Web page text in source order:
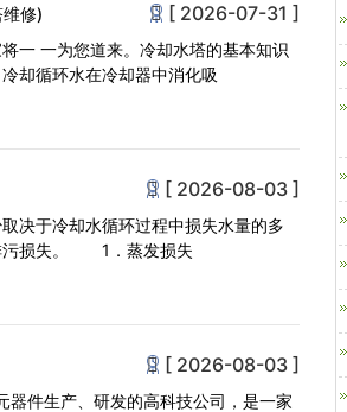
修) [ 2026-07-31 ]
一 一为您道来。冷却水塔的基本知识
却循环水在冷却器中消化吸
[ 2026-08-03 ]
决于冷却水循环过程中损失水量的多
排污损失。 1．蒸发损失
[ 2026-08-03 ]
件生产、研发的高科技公司，是一家